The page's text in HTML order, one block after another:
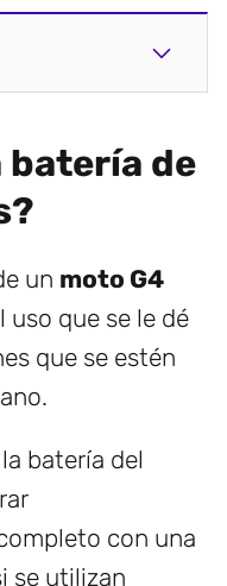
batería de
un moto G4
uso que se le dé
que se estén
batería del
con una
se utilizan